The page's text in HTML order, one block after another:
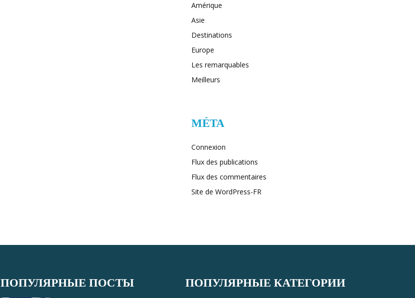
Amérique
Asie
Destinations
Europe
Les remarquables
Meilleurs
MÉTA
Connexion
Flux des publications
Flux des commentaires
Site de WordPress-FR
ПОПУЛЯРНЫЕ ПОСТЫ ПОПУЛЯРНЫЕ КАТЕГОРИИ